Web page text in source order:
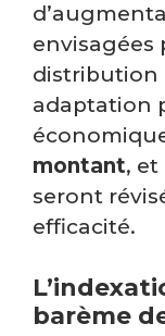
distribution
adaptation
montant, et
seront
efficacité.
barème